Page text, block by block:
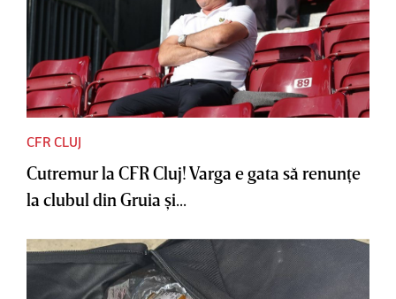
CFR CLUJ
Cutremur la CFR Cluj! Varga e gata să renunţe
la clubul din Gruia şi...